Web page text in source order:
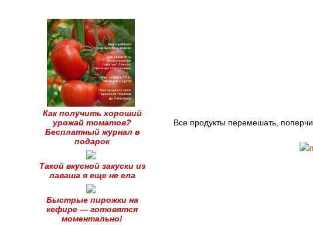
Как получить хороший
урожай томатов?
Бесплатный журнал в
подарок
Такой вкусной закуски из
лаваша я еще не ела
Быстрые пирожки на
кефире — готовятся
моментально!
Все продукты перемешать,